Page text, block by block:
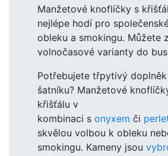
Manžetové knoflíčky s
nejlépe hodí pro
obleku a smokingu. Můžete
volnočasové varianty do
Potřebujete třpytivý doplněk
šatníku? Manžetové
křišťálu v
kombinaci s onyxem či
skvělou volbou k obleku
smokingu. Kameny jsou